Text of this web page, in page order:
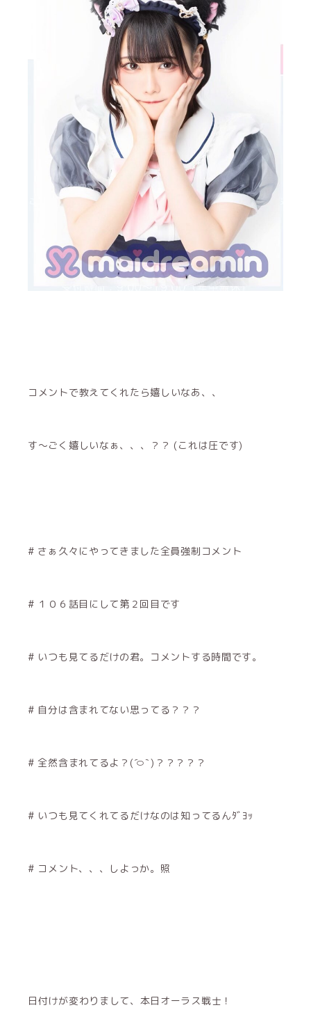
コメントで教えてくれたら嬉しいなあ、、
す〜ごく嬉しいなぁ、、、？？ (これは圧です)
# さぁ久々にやってきました全員強制コメント
# １０６話目にして第２回目です
# いつも見てるだけの君。コメントする時間です。
# 自分は含まれてない思ってる？？？
# 全然含まれてるよ？‪( ᷇࿀ ᷆ )‬？？？？？
# いつも見てくれてるだけなのは知ってるんﾀﾞﾖｯ
# コメント、、、しよっか。照
日付けが変わりまして、本日オーラス戦士！